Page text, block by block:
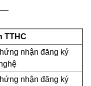
TTHC
nhận đăng ký
nhận đăng ký